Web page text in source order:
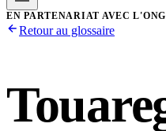
EN PARTENARIAT AVEC
Retour au glossaire